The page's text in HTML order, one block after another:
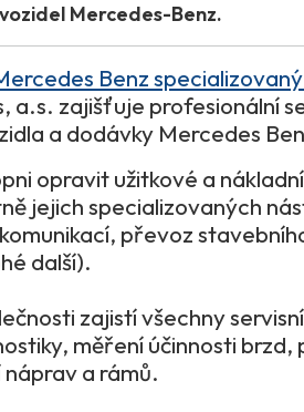
Mercedes-Benz.
Benz
a.s. zajišťuje profesionální
a dodávky Mercedes
opravit užitkové a
jejich specializovaných
převoz
další).
zajistí všechny
měření účinnosti brzd,
a rámů.